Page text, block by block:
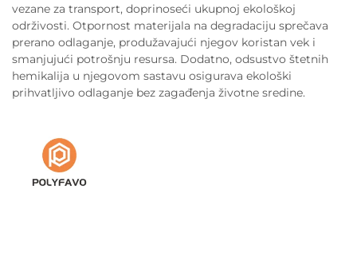
vezane za transport, doprinoseći ukupnoj ekološkoj
održivosti. Otpornost materijala na degradaciju sprečava
prerano odlaganje, produžavajući njegov koristan vek i
smanjujući potrošnju resursa. Dodatno, odsustvo štetnih
hemikalija u njegovom sastavu osigurava ekološki
prihvatljivo odlaganje bez zagađenja životne sredine.